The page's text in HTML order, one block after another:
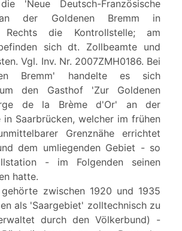
'Neue Deutsch-Französische
der Goldenen Bremm in
Rechts die Kontrollstelle; am
sich dt. Zollbeamte und
Vgl. Inv. Nr. 2007ZMH0186. Bei
Bremm' handelte es sich
den Gasthof 'Zur Goldenen
de la Brème d'Or' an der
in Saarbrücken, welcher im frühen
Grenznähe errichtet
dem umliegenden Gebiet - so
- im Folgenden seinen
hatte.
zwischen 1920 und 1935
als 'Saargebiet' zolltechnisch zu
durch den Völkerbund) -